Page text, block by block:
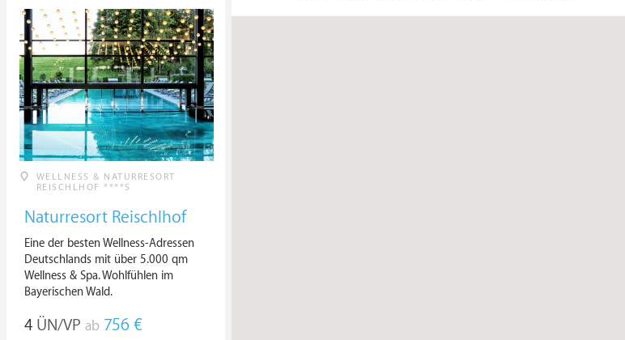
WELLNESS & NATURRESORT
REISCHLHOF ****S
Naturresort Reischlhof
Eine der besten Wellness-Adressen
Deutschlands mit über 5.000 qm
Wellness & Spa. Wohlfühlen im
Bayerischen Wald.
4 ÜN/VP ab 756 €